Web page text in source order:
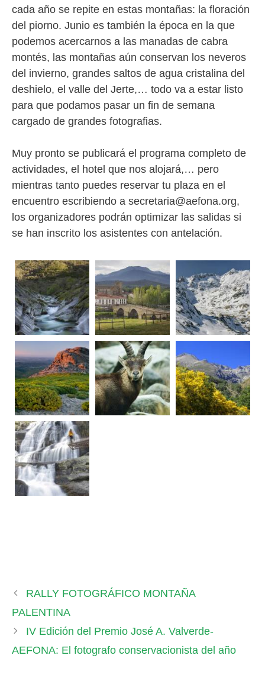
cada año se repite en estas montañas: la floración
del piorno. Junio es también la época en la que
podemos acercarnos a las manadas de cabra
montés, las montañas aún conservan los neveros
del invierno, grandes saltos de agua cristalina del
deshielo, el valle del Jerte,… todo va a estar listo
para que podamos pasar un fin de semana
cargado de grandes fotografias.
Muy pronto se publicará el programa completo de
actividades, el hotel que nos alojará,… pero
mientras tanto puedes reservar tu plaza en el
encuentro escribiendo a secretaria@aefona.org,
los organizadores podrán optimizar las salidas si
se han inscrito los asistentes con antelación.
RALLY FOTOGRÁFICO MONTAÑA
PALENTINA
IV Edición del Premio José A. Valverde-
AEFONA: El fotografo conservacionista del año